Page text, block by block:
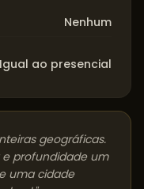
Nenhum
Igual ao presencial
geográficas.
profundidade um
uma cidade